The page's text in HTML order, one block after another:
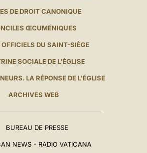
DE DROIT CANONIQUE
ŒCUMÉNIQUES
DU SAINT-SIÈGE
SOCIALE DE L'ÉGLISE
LA RÉPONSE DE L'ÉGLISE
ARCHIVES WEB
BUREAU DE PRESSE
NEWS - RADIO VATICANA